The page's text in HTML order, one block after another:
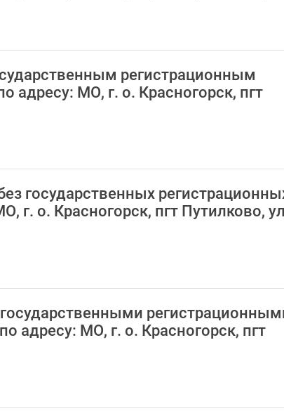
регистрационным
МО, г. о. Красногорск, пгт
государственных
г. о. Красногорск, пгт Путилково,
адресу: МО, г. о. Красногорск, пгт